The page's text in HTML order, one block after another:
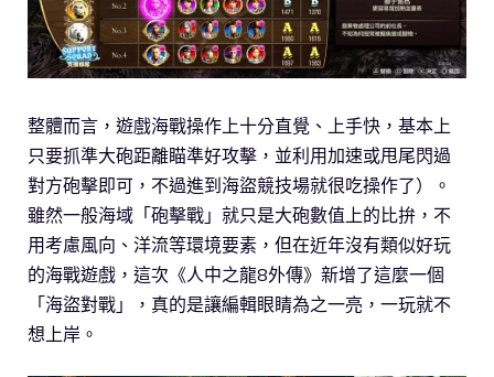
整體而言，遊戲海戰操作上十分直覺、上手快，基本上
只要抓準大砲距離瞄準好攻擊，並利用加速或甩尾閃過
對方砲擊即可，不過進到海盜競技場就很吃操作了）。
雖然一般海域「砲擊戰」就只是大砲數值上的比拚，不
用考慮風向、洋流等環境要素，但在近年沒有類似好玩
的海戰遊戲，這次《人中之龍8外傳》新增了這麼一個
「海盜對戰」，真的是讓編輯眼睛為之一亮，一玩就不
想上岸。